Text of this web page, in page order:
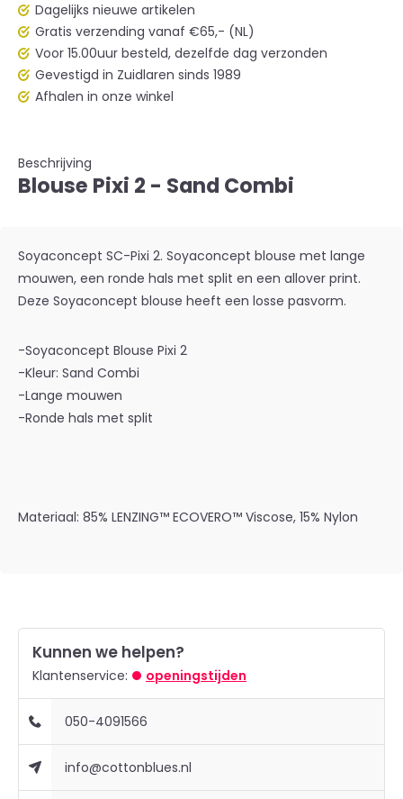
Dagelijks nieuwe artikelen
Gratis verzending vanaf €65,- (NL)
Voor 15.00uur besteld, dezelfde dag verzonden
Gevestigd in Zuidlaren sinds 1989
Afhalen in onze winkel
Beschrijving
Blouse Pixi 2 - Sand Combi
Soyaconcept SC-Pixi 2. Soyaconcept blouse met lange
mouwen, een ronde hals met split en een allover print.
Deze Soyaconcept blouse heeft een losse pasvorm.
-Soyaconcept Blouse Pixi 2
-Kleur: Sand Combi
-Lange mouwen
-Ronde hals met split
Materiaal: 85% LENZING™ ECOVERO™ Viscose, 15% Nylon
Kunnen we helpen?
Klantenservice: openingstijden
050-4091566
info@cottonblues.nl